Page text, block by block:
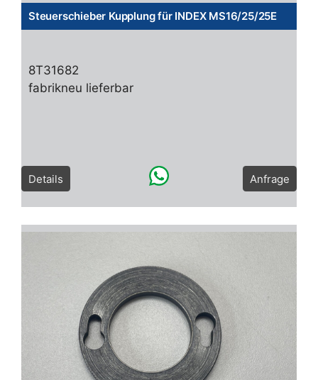
Steuerschieber Kupplung für INDEX MS16/25/25E
8T31682
fabrikneu lieferbar
Details Anfrage